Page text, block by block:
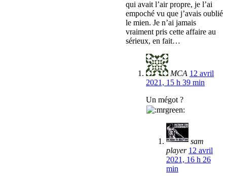
qui avait l’air propre, je l’ai
empoché vu que j’avais oublié
le mien. Je n’ai jamais
vraiment pris cette affaire au
sérieux, en fait…
MCA 12 avril
2021, 15 h 39 min
Un mégot ?
sam
player 12 avril
2021, 16 h 26
min